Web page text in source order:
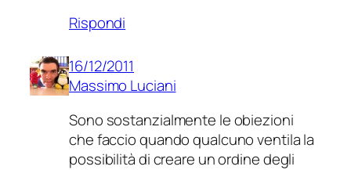
Rispondi
16/12/2011
Massimo Luciani
Sono sostanzialmente le obiezioni
che faccio quando qualcuno ventila la
possibilità di creare un ordine degli